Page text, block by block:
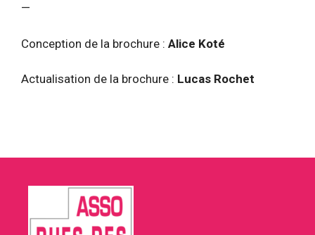
—
Conception de la brochure : Alice Koté
Actualisation de la brochure : Lucas Rochet